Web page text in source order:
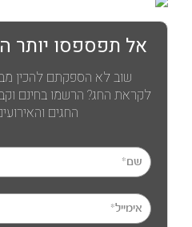
אל תפספסו יותר
שוב לא הספקתם להכין
לקראת החג? הרשמו בחינם
החגים